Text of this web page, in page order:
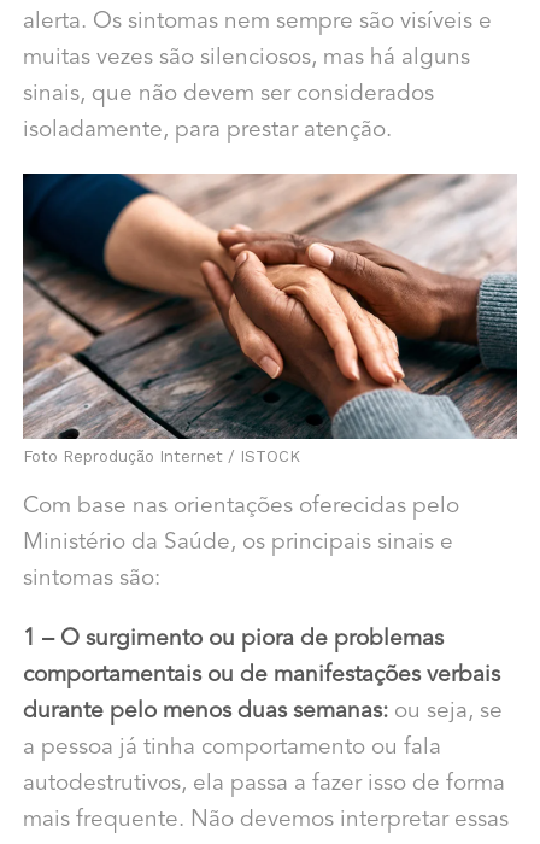
alerta. Os sintomas nem sempre são visíveis e
muitas vezes são silenciosos, mas há alguns
sinais, que não devem ser considerados
isoladamente, para prestar atenção.
Foto Reprodução Internet / ISTOCK
Com base nas orientações oferecidas pelo
Ministério da Saúde, os principais sinais e
sintomas são:
1 – O surgimento ou piora de problemas
comportamentais ou de manifestações verbais
durante pelo menos duas semanas:ou seja, se
a pessoa já tinha comportamento ou fala
autodestrutivos, ela passa a fazer isso de forma
mais frequente. Não devemos interpretar essas